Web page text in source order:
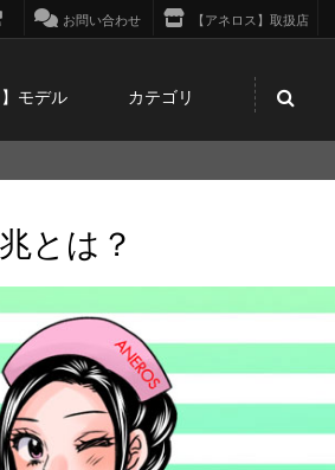
お問い合わせ 【アネロス】取扱店
モデル カテゴリ
とは？